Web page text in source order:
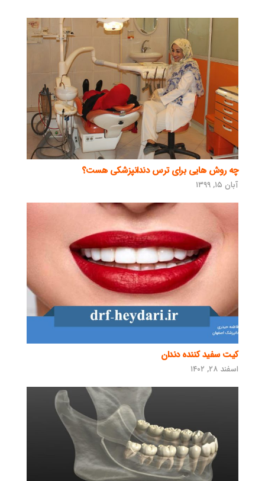
چه روش هایی برای ترس دندانپزشکی هست؟
آبان ۱۵, ۱۳۹۹
کیت سفید کننده دندان
اسفند ۲۸, ۱۴۰۲